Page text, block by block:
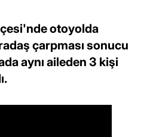
otoyolda
çarpması sonucu
aynı aileden 3 kişi